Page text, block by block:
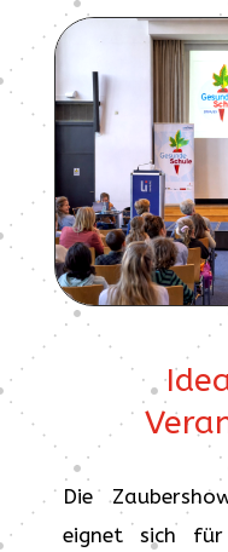
Die
eignet sich für